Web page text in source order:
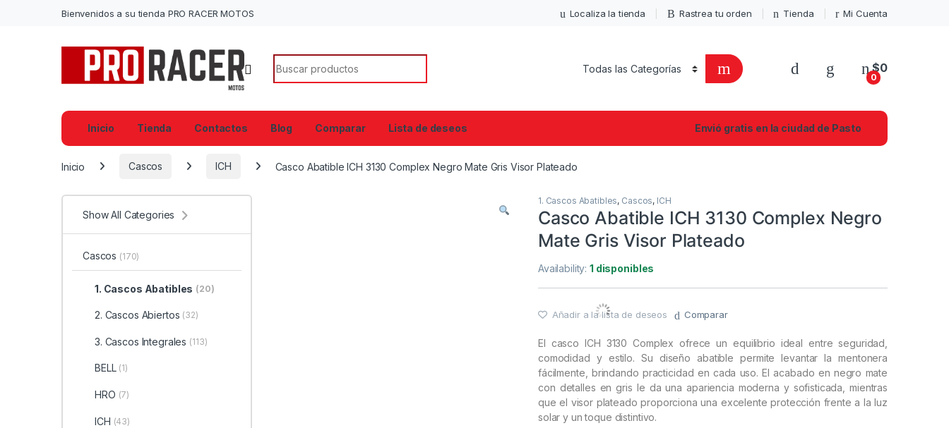
Bienvenidos a su tienda PRO RACER MOTOS Localiza la tienda Rastrea tu orden Tienda Mi Cuenta
Search for:
0
$0
Inicio Tienda Contactos Blog Comparar Lista de deseos Envió gratis en la ciudad de Pasto
Inicio Cascos ICH Casco Abatible ICH 3130 Complex Negro Mate Gris Visor Plateado
1. Cascos Abatibles, Cascos, ICH
Casco Abatible ICH 3130 Complex Negro
Mate Gris Visor Plateado
Availability:1 disponibles
Añadir a la lista de deseos Comparar
El casco ICH 3130 Complex ofrece un equilibrio ideal entre seguridad,
comodidad y estilo. Su diseño abatible permite levantar la mentonera
fácilmente, brindando practicidad en cada uso. El acabado en negro mate
con detalles en gris le da una apariencia moderna y sofisticada, mientras
que el visor plateado proporciona una excelente protección frente a la luz
solar y un toque distintivo.
Show All Categories
Cascos (170)
1. Cascos Abatibles (20)
2. Cascos Abiertos (32)
3. Cascos Integrales (113)
BELL (1)
HRO (7)
ICH (43)